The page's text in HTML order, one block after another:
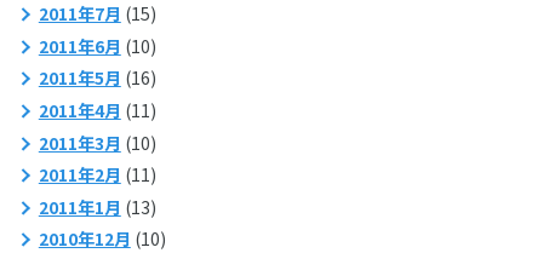
2011年7月 (15)
2011年6月 (10)
2011年5月 (16)
2011年4月 (11)
2011年3月 (10)
2011年2月 (11)
2011年1月 (13)
2010年12月 (10)